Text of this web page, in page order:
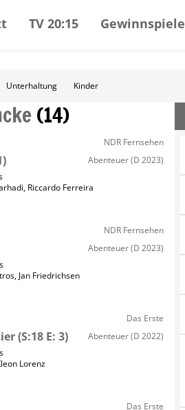
TV 20:15 Gewinnspiele
Unterhaltung Kinder
(14)
NDR Fernsehen
Abenteuer(D 2023)
, Riccardo Ferreira
NDR Fernsehen
Abenteuer(D 2023)
, Jan Friedrichsen
Das Erste
(S:18 E: 3) Abenteuer(D 2022)
Lorenz
Das Erste